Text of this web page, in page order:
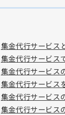
集金代行サービス
集金代行サービス
集金代行サービス
集金代行サービス
集金代行サービス
集金代行サービス